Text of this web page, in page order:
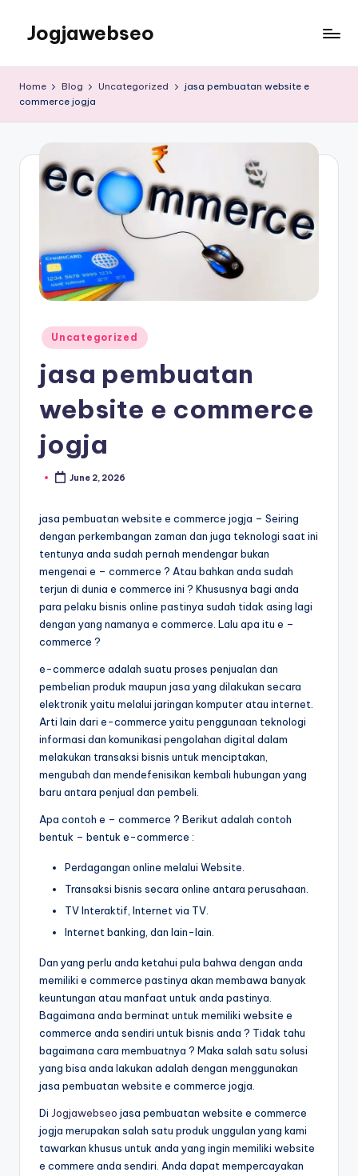
Jogjawebseo
Home Blog Uncategorized
jasa pembuatan website e
commerce jogja
Uncategorized
jasa pembuatan
website e commerce
jogja
June 2, 2026
jasa pembuatan website e commerce jogja – Seiring
dengan perkembangan zaman dan juga teknologi saat ini
tentunya anda sudah pernah mendengar bukan
mengenai e – commerce ? Atau bahkan anda sudah
terjun di dunia e commerce ini ? Khususnya bagi anda
para pelaku bisnis online pastinya sudah tidak asing lagi
dengan yang namanya e commerce. Lalu apa itu e –
commerce ?
e-commerce adalah suatu proses penjualan dan
pembelian produk maupun jasa yang dilakukan secara
elektronik yaitu melalui jaringan komputer atau internet.
Arti lain dari e-commerce yaitu penggunaan teknologi
informasi dan komunikasi pengolahan digital dalam
melakukan transaksi bisnis untuk menciptakan,
mengubah dan mendefenisikan kembali hubungan yang
baru antara penjual dan pembeli.
Apa contoh e – commerce ? Berikut adalah contoh
bentuk – bentuk e-commerce :
Perdagangan online melalui Website.
Transaksi bisnis secara online antara perusahaan.
TV Interaktif, Internet via TV.
Internet banking, dan lain-lain.
Dan yang perlu anda ketahui pula bahwa dengan anda
memiliki e commerce pastinya akan membawa banyak
keuntungan atau manfaat untuk anda pastinya.
Bagaimana anda berminat untuk memiliki website e
commerce anda sendiri untuk bisnis anda ? Tidak tahu
bagaimana cara membuatnya ? Maka salah satu solusi
yang bisa anda lakukan adalah dengan menggunakan
jasa pembuatan website e commerce jogja.
Di Jogjawebseo jasa pembuatan website e commerce
jogja merupakan salah satu produk unggulan yang kami
tawarkan khusus untuk anda yang ingin memiliki website
e commere anda sendiri. Anda dapat mempercayakan